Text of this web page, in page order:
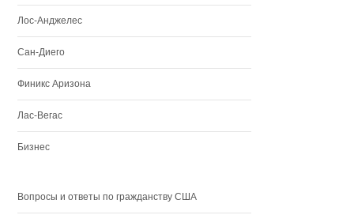
Лос-Анджелес
Сан-Диего
Финикс Аризона
Лас-Вегас
Бизнес
Вопросы и ответы по гражданству США